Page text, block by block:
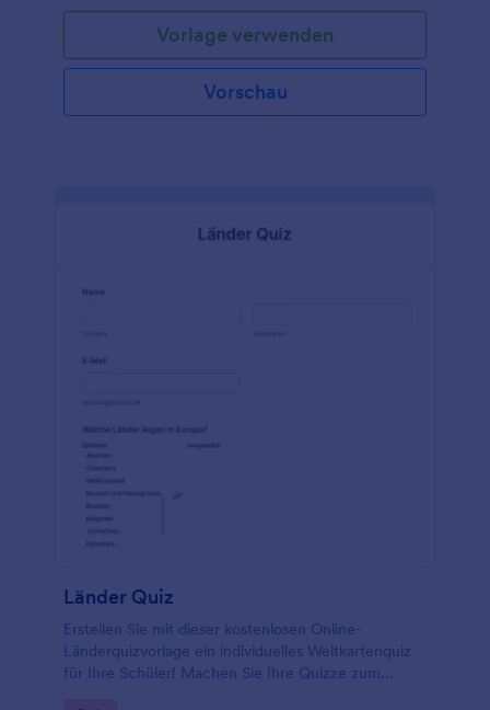
Vorlage verwenden
Vorschau
Länder Quiz
Erstellen Sie mit dieser kostenlosen Online-
Länderquizvorlage ein individuelles Weltkartenquiz
für Ihre Schüler! Machen Sie Ihre Quizze zum